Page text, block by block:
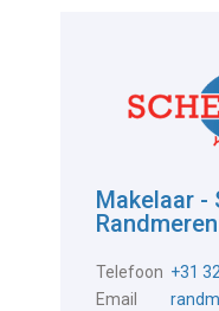
Makelaar -
Randmeren
Telefoon +31
Email